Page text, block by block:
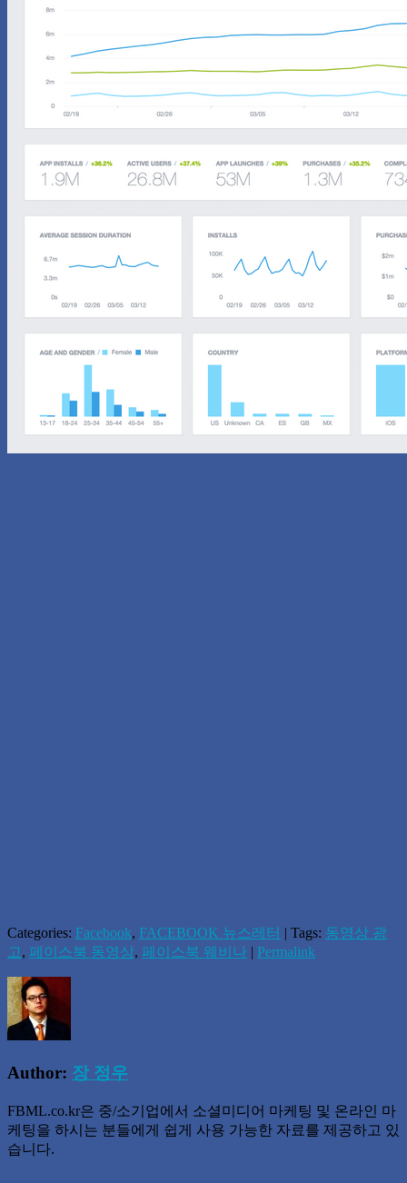
Categories: Facebook, FACEBOOK 뉴스레터 | Tags: 동영상 광
고, 페이스북 동영상, 페이스북 웨비나 | Permalink
Author: 장 정우
FBML.co.kr은 중/소기업에서 소셜미디어 마케팅 및 온라인 마
케팅을 하시는 분들에게 쉽게 사용 가능한 자료를 제공하고 있
습니다.